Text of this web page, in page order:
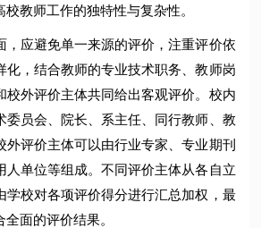
教师工作的独特性与复杂性。
，应避免单一来源的评价，注重评价依
化，结合教师的专业技术职务、教师岗
校外评价主体共同给出客观评价。校内
委员会、院长、系主任、同行教师、教
外评价主体可以由行业专家、专业期刊
人单位等组成。不同评价主体从各自立
学校对各项评价得分进行汇总加权，最
面的评价结果。